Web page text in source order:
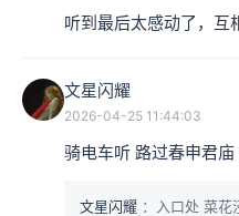
听到最后太感动了，互
文星闪耀
2026-04-25 11:44:03
骑电车听 路过春申君
文星闪耀 ：入口处 菜花